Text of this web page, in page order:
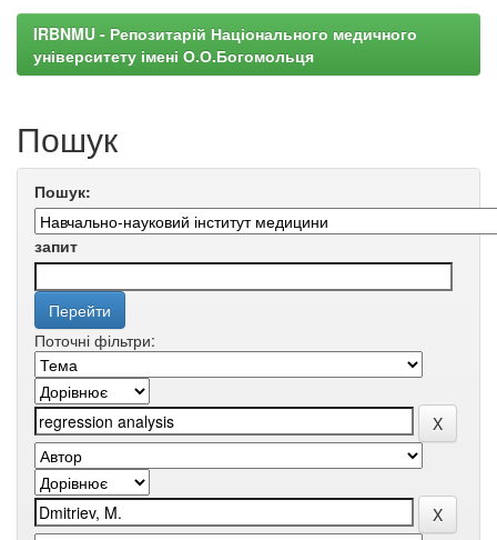
IRBNMU - Репозитарій Національного медичного
університету імені О.О.Богомольця
Пошук
Пошук:
запит
Поточні фільтри: